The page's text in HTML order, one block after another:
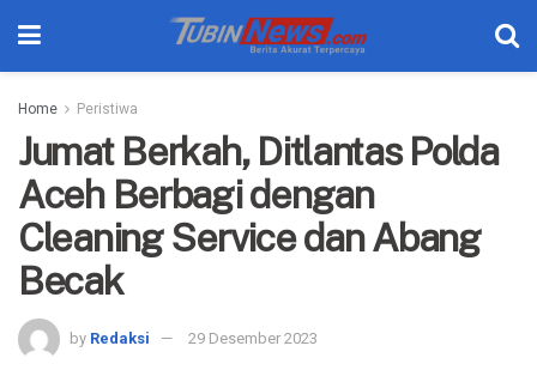
Home Peristiwa
Jumat Berkah, Ditlantas Polda
Aceh Berbagi dengan
Cleaning Service dan Abang
Becak
by Redaksi 29 Desember 2023